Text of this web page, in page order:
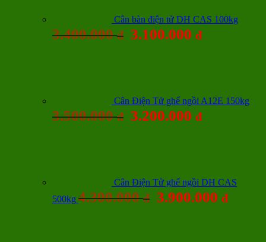
Cân bàn điện tử DH CAS 100kg
3.400.000đ 3.100.000 đ
Cân Điện Tử ghế ngồi A12E 150kg
3.500.000đ 3.200.000 đ
Cân Điện Tử ghế ngồi DH CAS
500kg 4.300.000đ 3.900.000 đ